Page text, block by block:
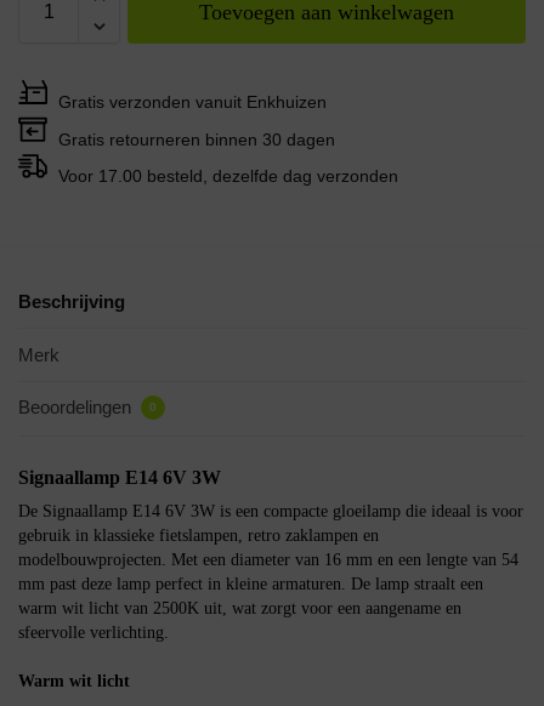
Toevoegen aan winkelwagen
Gratis verzonden vanuit Enkhuizen
Gratis retourneren binnen 30 dagen
Voor 17.00 besteld, dezelfde dag verzonden
Beschrijving
Merk
Beoordelingen 0
Signaallamp E14 6V 3W
De Signaallamp E14 6V 3W is een compacte gloeilamp die ideaal is voor
gebruik in klassieke fietslampen, retro zaklampen en
modelbouwprojecten. Met een diameter van 16 mm en een lengte van 54
mm past deze lamp perfect in kleine armaturen. De lamp straalt een
warm wit licht van 2500K uit, wat zorgt voor een aangename en
sfeervolle verlichting.
Warm wit licht